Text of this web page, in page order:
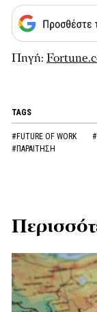
Πηγή:
TAGS
#FUTURE OF WORK
#ΠΑΡΑΙΤΗΣΗ